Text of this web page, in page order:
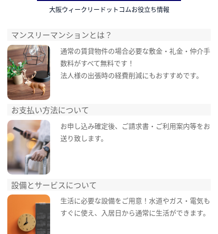
大阪ウィークリードットコムお役立ち情報
マンスリーマンションとは？
通常の賃貸物件の場合必要な敷金・礼金・仲介手
数料がすべて無料です！
法人様の出張時の経費削減にもおすすめです。
お支払い方法について
お申し込み確定後、ご請求書・ご利用案内等をお
送り致します。
設備とサービスについて
生活に必要な設備をご用意！水道やガス・電気も
すぐに使え、入居日から通常に生活ができます。